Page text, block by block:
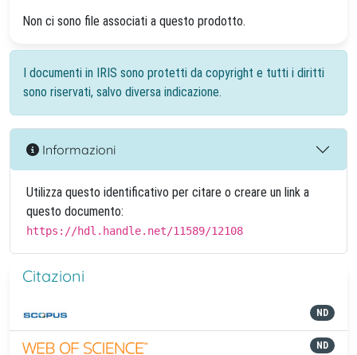
Non ci sono file associati a questo prodotto.
I documenti in IRIS sono protetti da copyright e tutti i diritti
sono riservati, salvo diversa indicazione.
Informazioni
Utilizza questo identificativo per citare o creare un link a
questo documento:
https://hdl.handle.net/11589/12108
Citazioni
ND
ND